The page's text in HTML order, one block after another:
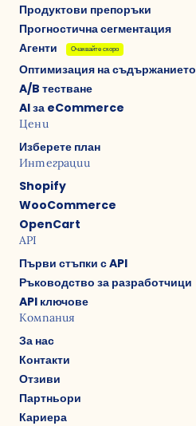
Продуктови препоръки
Прогностична сегментация
Агенти
Очаквайте скоро
Оптимизация на съдържанието
A/B тестване
AI за eCommerce
Цени
Изберете план
Интеграции
Shopify
WooCommerce
OpenCart
API
Първи стъпки с API
Ръководство за разработчици
API ключове
Компания
За нас
Контакти
Отзиви
Партньори
Кариера